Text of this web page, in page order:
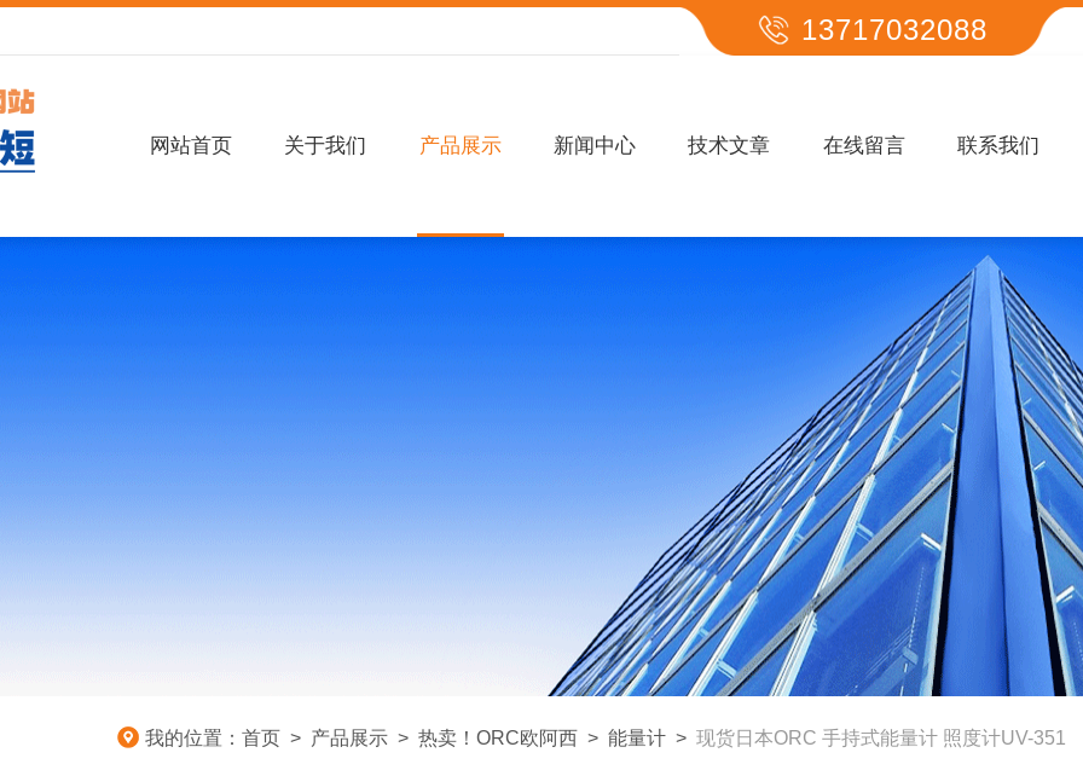
13717032088
网站首页 关于我们 产品展示 新闻中心 技术文章 在线留言 联系我们
我的位置： 首页 > 产品展示 > 热卖！ORC欧阿西 > 能量计 > 现货日本ORC 手持式能量计 照度计UV-351